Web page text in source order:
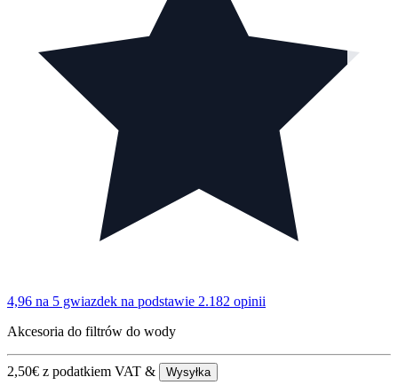
4,96 na 5 gwiazdek na podstawie 2.182 opinii
Akcesoria do filtrów do wody
2,50€ z podatkiem VAT & Wysyłka